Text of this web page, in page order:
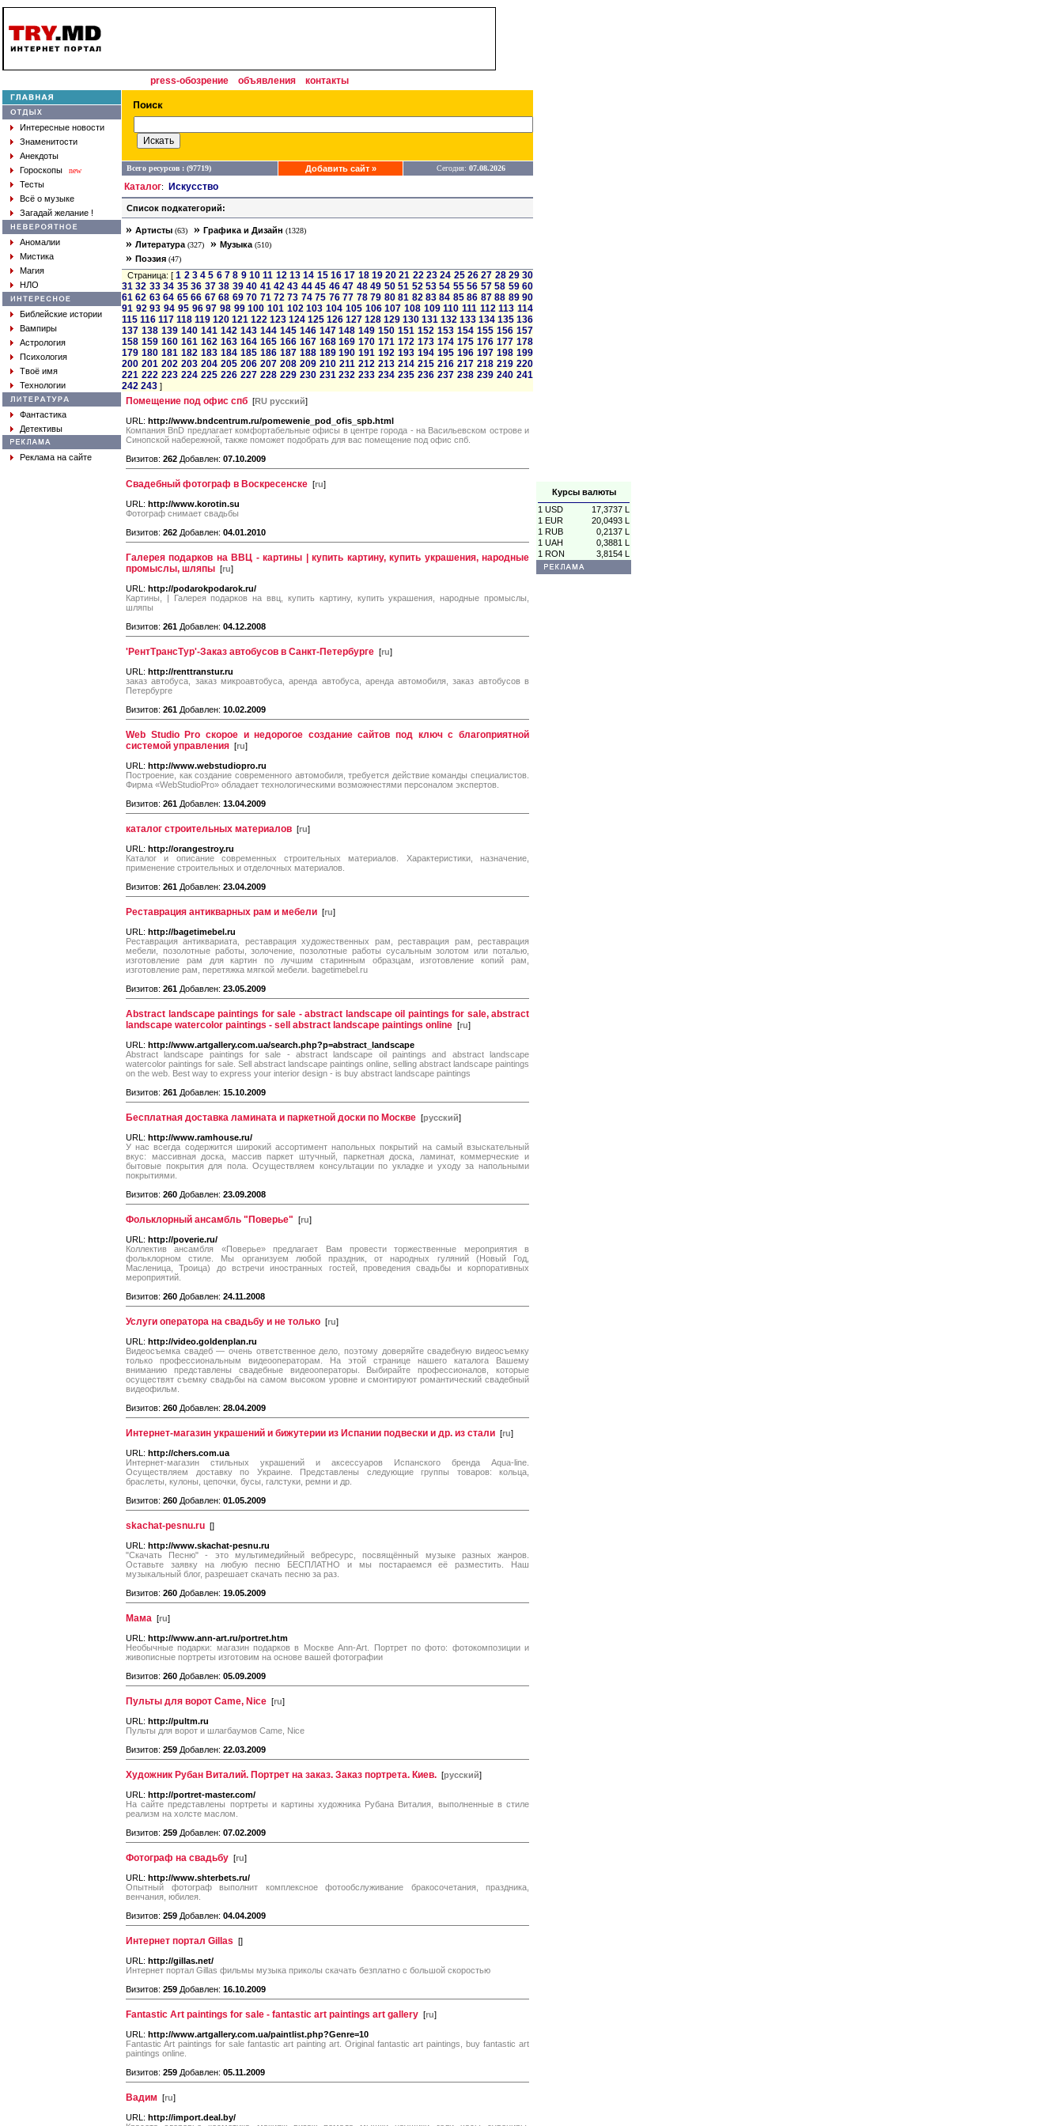
Курсы валюты
1 USD
17,3737 L
1 EUR
20,0493 L
1 RUB
0,2137 L
1 UAH
0,3881 L
1 RON
3,8154 L
press-обозрение объявления контакты
Интересные новости
Знаменитости
Анекдоты
Гороскопы
new
Тесты
Всё о музыке
Загадай желание !
Аномалии
Мистика
Магия
НЛО
Библейские истории
Вампиры
Астрология
Психология
Твоё имя
Технологии
Фантастика
Детективы
Реклама на сайте
Всего ресурсов : (97719) Добавить сайт » Сегодня: 07.08.2026
Каталог: Искусство
Список подкатегорий:
» Артисты (63) » Графика и Дизайн (1328)
» Литература (327) » Музыка (510)
» Поэзия (47)
Страница: [1 2 3 4 5 6 7 8 9 10 11 12 13 14 15 16 17 18 19 20 21 22 23 24 25 26 27 28 29 30
31 32 33 34 35 36 37 38 39 40 41 42 43 44 45 46 47 48 49 50 51 52 53 54 55 56 57 58 59 60
61 62 63 64 65 66 67 68 69 70 71 72 73 74 75 76 77 78 79 80 81 82 83 84 85 86 87 88 89 90
91 92 93 94 95 96 97 98 99 100 101 102 103 104 105 106 107 108 109 110 111 112 113 114
115 116 117 118 119 120 121 122 123 124 125 126 127 128 129 130 131 132 133 134 135 136
137 138 139 140 141 142 143 144 145 146 147 148 149 150 151 152 153 154 155 156 157
158 159 160 161 162 163 164 165 166 167 168 169 170 171 172 173 174 175 176 177 178
179 180 181 182 183 184 185 186 187 188 189 190 191 192 193 194 195 196 197 198 199
200 201 202 203 204 205 206 207 208 209 210 211 212 213 214 215 216 217 218 219 220
221 222 223 224 225 226 227 228 229 230 231 232 233 234 235 236 237 238 239 240 241
242 243 ]
Помещение под офис спб [RU русский]
URL: http://www.bndcentrum.ru/pomewenie_pod_ofis_spb.html
Компания BnD предлагает комфортабельные офисы в центре города - на Васильевском острове и
Синопской набережной, также поможет подобрать для вас помещение под офис спб.
Визитов: 262 Добавлен: 07.10.2009
Свадебный фотограф в Воскресенске [ru]
URL: http://www.korotin.su
Фотограф снимает свадьбы
Визитов: 262 Добавлен: 04.01.2010
Галерея подарков на ВВЦ - картины | купить картину, купить украшения, народные
промыслы, шляпы [ru]
URL: http://podarokpodarok.ru/
Картины, | Галерея подарков на ввц, купить картину, купить украшения, народные промыслы,
шляпы
Визитов: 261 Добавлен: 04.12.2008
'РентТрансТур'-Заказ автобусов в Санкт-Петербурге [ru]
URL: http://renttranstur.ru
заказ автобуса, заказ микроавтобуса, аренда автобуса, аренда автомобиля, заказ автобусов в
Петербурге
Визитов: 261 Добавлен: 10.02.2009
Web Studio Pro скорое и недорогое создание сайтов под ключ с благоприятной
системой управления [ru]
URL: http://www.webstudiopro.ru
Построение, как создание современного автомобиля, требуется действие команды специалистов.
Фирма «WebStudioPro» обладает технологическими возможнестями персоналом экспертов.
Визитов: 261 Добавлен: 13.04.2009
каталог строительных материалов [ru]
URL: http://orangestroy.ru
Каталог и описание современных строительных материалов. Характеристики, назначение,
применение строительных и отделочных материалов.
Визитов: 261 Добавлен: 23.04.2009
Реставрация антикварных рам и мебели [ru]
URL: http://bagetimebel.ru
Реставрация антиквариата, реставрация художественных рам, реставрация рам, реставрация
мебели, позолотные работы, золочение, позолотные работы сусальным золотом или поталью,
изготовление рам для картин по лучшим старинным образцам, изготовление копий рам,
изготовление рам, перетяжка мягкой мебели. bagetimebel.ru
Визитов: 261 Добавлен: 23.05.2009
Abstract landscape paintings for sale - abstract landscape oil paintings for sale, abstract
landscape watercolor paintings - sell abstract landscape paintings online [ru]
URL: http://www.artgallery.com.ua/search.php?p=abstract_landscape
Abstract landscape paintings for sale - abstract landscape oil paintings and abstract landscape
watercolor paintings for sale. Sell abstract landscape paintings online, selling abstract landscape paintings
on the web. Best way to express your interior design - is buy abstract landscape paintings
Визитов: 261 Добавлен: 15.10.2009
Бесплатная доставка ламината и паркетной доски по Москве [русский]
URL: http://www.ramhouse.ru/
У нас всегда содержится широкий ассортимент напольных покрытий на самый взыскательный
вкус: массивная доска, массив паркет штучный, паркетная доска, ламинат, коммерческие и
бытовые покрытия для пола. Осуществляем консультации по укладке и уходу за напольными
покрытиями.
Визитов: 260 Добавлен: 23.09.2008
Фольклорный ансамбль "Поверье" [ru]
URL: http://poverie.ru/
Коллектив ансамбля «Поверье» предлагает Вам провести торжественные мероприятия в
фольклорном стиле. Мы организуем любой праздник, от народных гуляний (Новый Год,
Масленица, Троица) до встречи иностранных гостей, проведения свадьбы и корпоративных
мероприятий.
Визитов: 260 Добавлен: 24.11.2008
Услуги оператора на свадьбу и не только [ru]
URL: http://video.goldenplan.ru
Видеосъемка свадеб — очень ответственное дело, поэтому доверяйте свадебную видеосъемку
только профессиональным видеооператорам. На этой странице нашего каталога Вашему
вниманию представлены свадебные видеооператоры. Выбирайте профессионалов, которые
осуществят съемку свадьбы на самом высоком уровне и смонтируют романтический свадебный
видеофильм.
Визитов: 260 Добавлен: 28.04.2009
Интернет-магазин украшений и бижутерии из Испании подвески и др. из стали [ru]
URL: http://chers.com.ua
Интернет-магазин стильных украшений и аксессуаров Испанского бренда Aqua-line.
Осуществляем доставку по Украине. Представлены следующие группы товаров: кольца,
браслеты, кулоны, цепочки, бусы, галстуки, ремни и др.
Визитов: 260 Добавлен: 01.05.2009
skachat-pesnu.ru []
URL: http://www.skachat-pesnu.ru
"Скачать Песню" - это мультимедийный вебресурс, посвящённый музыке разных жанров.
Оставьте заявку на любую песню БЕСПЛАТНО и мы постараемся её разместить. Наш
музыкальный блог, разрешает скачать песню за раз.
Визитов: 260 Добавлен: 19.05.2009
Мама [ru]
URL: http://www.ann-art.ru/portret.htm
Необычные подарки: магазин подарков в Москве Ann-Art. Портрет по фото: фотокомпозиции и
живописные портреты изготовим на основе вашей фотографии
Визитов: 260 Добавлен: 05.09.2009
Пульты для ворот Came, Nice [ru]
URL: http://pultm.ru
Пульты для ворот и шлагбаумов Came, Nice
Визитов: 259 Добавлен: 22.03.2009
Художник Рубан Виталий. Портрет на заказ. Заказ портрета. Киев. [русский]
URL: http://portret-master.com/
На сайте представлены портреты и картины художника Рубана Виталия, выполненные в стиле
реализм на холсте маслом.
Визитов: 259 Добавлен: 07.02.2009
Фотограф на свадьбу [ru]
URL: http://www.shterbets.ru/
Опытный фотограф выполнит комплексное фотообслуживание бракосочетания, праздника,
венчания, юбилея.
Визитов: 259 Добавлен: 04.04.2009
Интернет портал Gillas []
URL: http://gillas.net/
Интернет портал Gillas фильмы музыка приколы скачать безплатно с большой скоростью
Визитов: 259 Добавлен: 16.10.2009
Fantastic Art paintings for sale - fantastic art paintings art gallery [ru]
URL: http://www.artgallery.com.ua/paintlist.php?Genre=10
Fantastic Art paintings for sale fantastic art painting art. Original fantastic art paintings, buy fantastic art
paintings online.
Визитов: 259 Добавлен: 05.11.2009
Вадим [ru]
URL: http://import.deal.by/